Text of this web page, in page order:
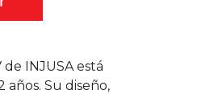
INJUSA está
años. Su diseño,